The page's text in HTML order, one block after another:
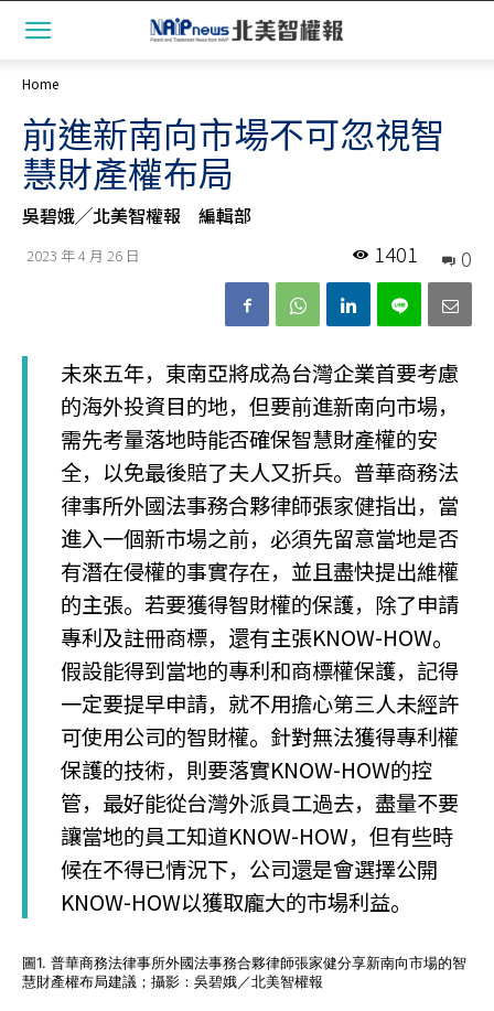
Home
前進新南向市場不可忽視智
慧財產權布局
吳碧娥╱北美智權報 編輯部
2023 年 4 月 26 日 0
1401
未來五年，東南亞將成為台灣企業首要考慮
的海外投資目的地，但要前進新南向市場，
需先考量落地時能否確保智慧財產權的安
全，以免最後賠了夫人又折兵。普華商務法
律事所外國法事務合夥律師張家健指出，當
進入一個新市場之前，必須先留意當地是否
有潛在侵權的事實存在，並且盡快提出維權
的主張。若要獲得智財權的保護，除了申請
專利及註冊商標，還有主張KNOW-HOW。
假設能得到當地的專利和商標權保護，記得
一定要提早申請，就不用擔心第三人未經許
可使用公司的智財權。針對無法獲得專利權
保護的技術，則要落實KNOW-HOW的控
管，最好能從台灣外派員工過去，盡量不要
讓當地的員工知道KNOW-HOW，但有些時
候在不得已情況下，公司還是會選擇公開
KNOW-HOW以獲取龐大的市場利益。
圖1. 普華商務法律事所外國法事務合夥律師張家健分享新南向市場的智
慧財產權布局建議；攝影：吳碧娥／北美智權報